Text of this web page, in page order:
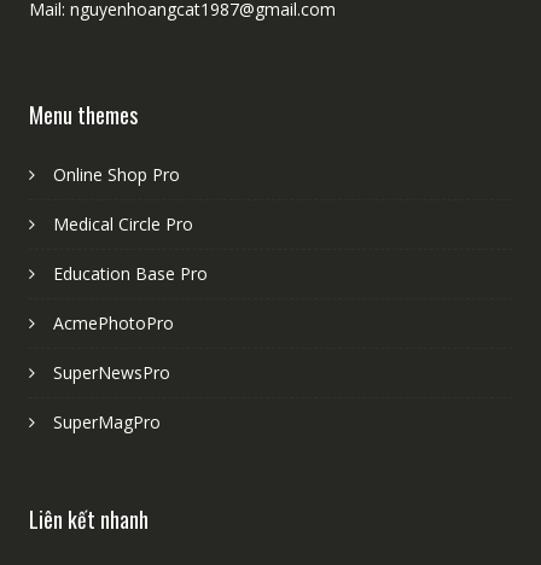
Mail: nguyenhoangcat1987@gmail.com
Menu themes
Online Shop Pro
Medical Circle Pro
Education Base Pro
AcmePhotoPro
SuperNewsPro
SuperMagPro
Liên kết nhanh